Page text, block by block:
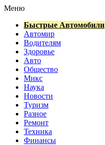
Меню
Быстрые Автомобили
Автомир
Водителям
Здоровье
Авто
Общество
Микс
Наука
Новости
Туризм
Разное
Ремонт
Техника
Финансы